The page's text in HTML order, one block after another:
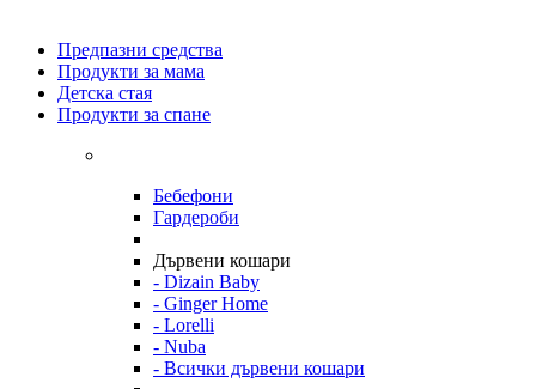
Предпазни средства
Продукти за мама
Детска стая
Продукти за спане
Бебефони
Гардероби
Дървени кошари
- Dizain Baby
- Ginger Home
- Lorelli
- Nuba
- Всички дървени кошари